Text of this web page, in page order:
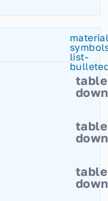
list-
down
down
down